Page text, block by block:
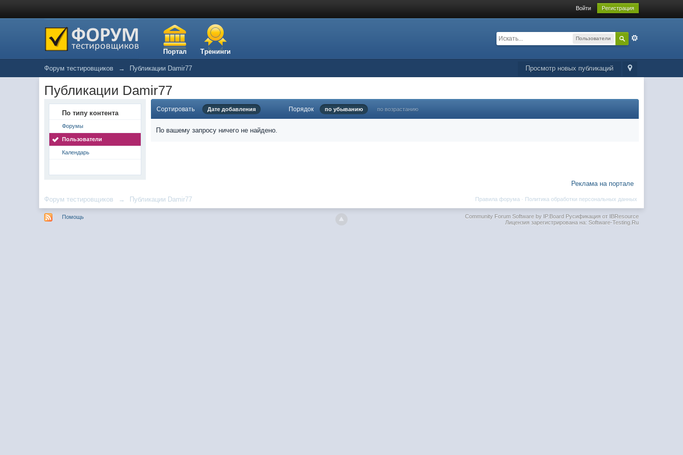
Войти Регистрация
Портал Тренинги
Пользователи
Просмотр новых публикаций
Форум тестировщиков → Публикации Damir77
Публикации Damir77
По типу контента
Форумы
Пользователи
Календарь
Сортировать Дате добавления Порядок по убыванию по возрастанию
По вашему запросу ничего не найдено.
Реклама на портале
Форум тестировщиков → Публикации Damir77 Политика обработки персональных данных
Правила форума ·
Помощь Community Forum Software by IP.BoardРусификация от IBResource
Лицензия зарегистрирована на: Software-Testing.Ru